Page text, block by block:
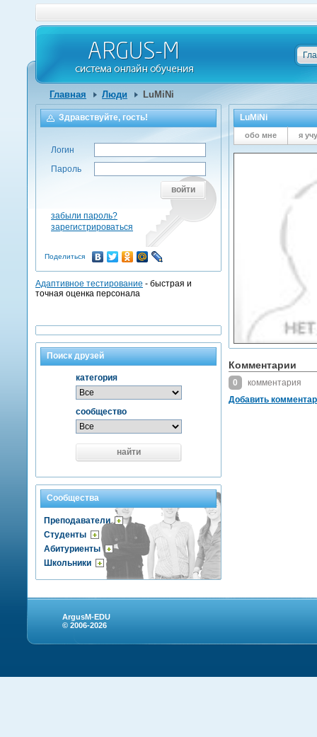
Главная Люди LuMiNi
LuMiNi
обо мне я
Комментарии
0
комментария
Добавить
Здравствуйте, гость!
Логин
Пароль
войти
забыли пароль?
зарегистрироваться
Поделиться
Адаптивное тестирование - быстрая и
точная оценка персонала
Поиск друзей
категория
сообщество
найти
Сообщества
Преподаватели
Студенты
Абитуриенты
Школьники
ArgusM-EDU
© 2006-2026